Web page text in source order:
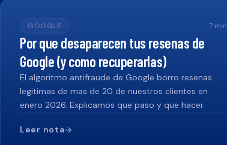
GOOGLE 7min
Por que desaparecen tus resenas de
Google (y como recuperarlas)
El algoritmo antifraude de Google borro resenas
legitimas de mas de 20 de nuestros clientes en
enero 2026. Explicamos que paso y que hacer.
Leer nota